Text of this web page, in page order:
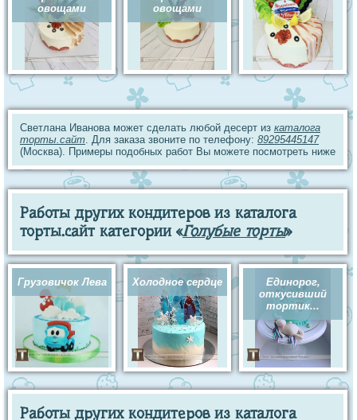
овощами
овощами
Светлана Иванова может сделать любой десерт из каталога
торты.сайт. Для заказа звоните по телефону: 89295445147
(Москва). Примеры подобных работ Вы можете посмотреть ниже
Работы других кондитеров из каталога
торты.сайт категории «Голубые торты»
Грузовичок Лева Холодное сердце
Единорог,
откусивший
тортик...
Работы других кондитеров из каталога